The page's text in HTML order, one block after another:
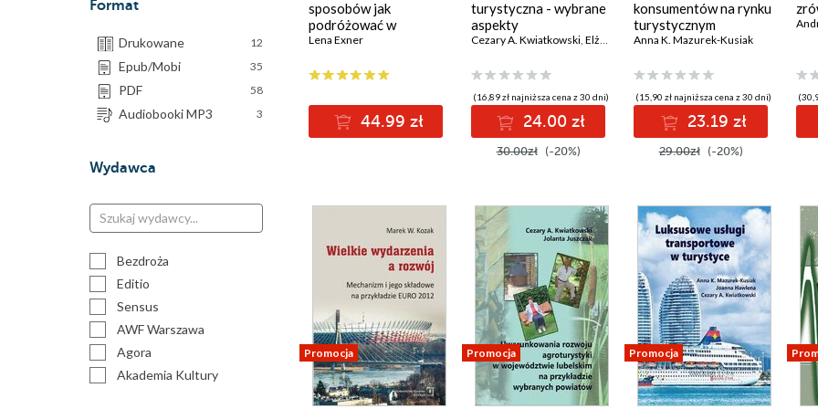
Format
Drukowane 12
Epub/Mobi 35
PDF 58
Audiobooki MP3 3
Wydawca
Bezdroża
Editio
Sensus
AWF Warszawa
Agora
Akademia Kultury
sposobów jak
podróżować w
spektakularne miejsca
Lena Exner
44.99 zł
turystyczna - wybrane
aspekty
Cezary A. Kwiatkowski, Elżbieta Harasim , Joanna Hawlena
(16,89 zł najniższa cena z 30 dni)
24.00 zł
30.00zł (-20%)
konsumentów na rynku
turystycznym
Anna K. Mazurek-Kusiak
(15,90 zł najniższa cena z 30 dni)
23.19 zł
29.00zł (-20%)
Promocja Promocja Promocja